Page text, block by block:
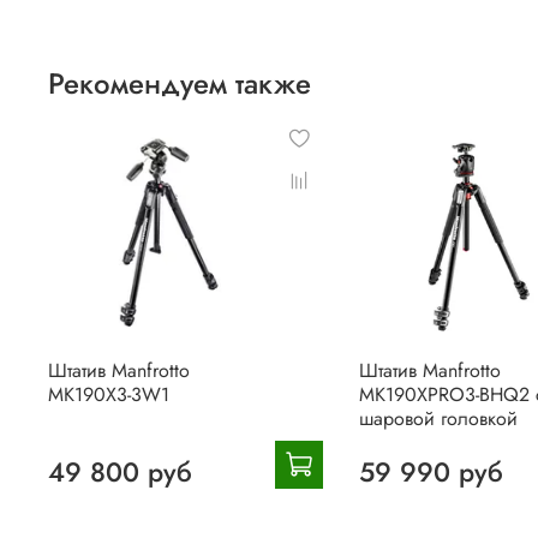
Рекомендуем также
Штатив Manfrotto
MK190X3-3W1
49 800 руб
Штатив Manfrotto
MK190XPRO3-BHQ2
шаровой головкой
59 990 руб